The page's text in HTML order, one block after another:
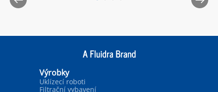
Výrobky
Uklízecí roboti
Filtrační vybavení